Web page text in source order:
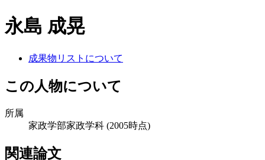
永島 成晃
成果物リストについて
この人物について
所属
家政学部家政学科 (2005時点)
関連論文